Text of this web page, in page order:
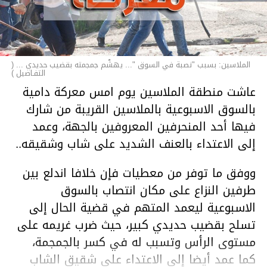
الملاسين: بسبب "نصبة في السوق "... يهشّم جمجمته بقضيب حديدي ... (
التفـاصيل )
عاشت منطقة الملاسين يوم امس معركة دامية
بالسوق الاسبوعية بالملاسين القريبة من شارك
فيها أحد المنحرفين المعروفين بالجهة، وعمد
إلى الاعتداء بالعنف الشديد على شاب وشقيقه..
ووفق ما توفر من معطيات فإن خلافا اندلع بين
طرفين النزاع على مكان انتصاب بالسوق
الاسبوعية ليعمد المتهم في قضية الحال إلى
تسلح بقضيب حديدي كبير، حيث ضرب غريمه على
مستوى الرأس وتسبب له في كسر بالجمجمة،
كما عمد أيضا إلى الاعتداء على شقيق الشاب